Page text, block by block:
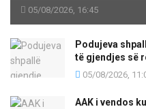
05/08/2026, 16:45
Podujeva
të gjendjes së
05/08/2026,
AAK i vendos